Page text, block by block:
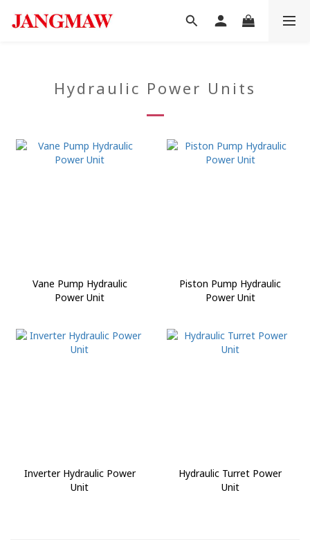
Hydraulic Power Units
Vane Pump Hydraulic
Power Unit
Piston Pump Hydraulic
Power Unit
Inverter Hydraulic Power
Unit
Hydraulic Turret Power
Unit